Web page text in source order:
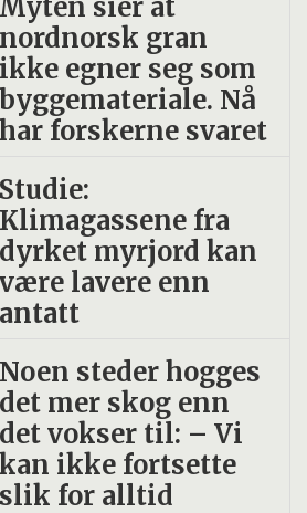
Myten sier at
nordnorsk gran
ikke egner seg som
byggemateriale. Nå
har forskerne svaret
Studie:
Klimagassene fra
dyrket myrjord kan
være lavere enn
antatt
Noen steder hogges
det mer skog enn
det vokser til: – Vi
kan ikke fortsette
slik for alltid